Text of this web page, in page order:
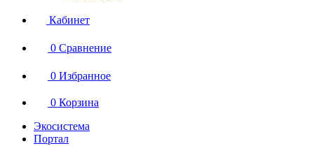
Кабинет
0 Сравнение
0 Избранное
0 Корзина
Экосистема
Портал